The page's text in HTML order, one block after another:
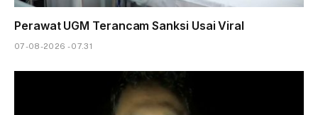
Perawat UGM Terancam Sanksi Usai Viral
07-08-2026 - 07.31